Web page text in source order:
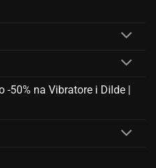
50% na Vibratore i Dilde |